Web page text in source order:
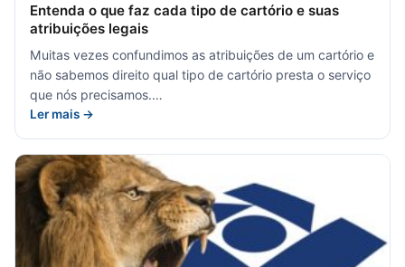
Entenda o que faz cada tipo de cartório e suas
atribuições legais
Muitas vezes confundimos as atribuições de um cartório e
não sabemos direito qual tipo de cartório presta o serviço
que nós precisamos.…
Ler mais →